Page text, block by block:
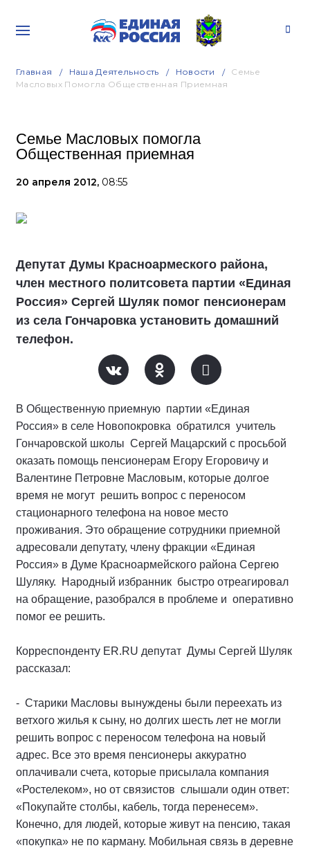
Главная Наша Деятельность Новости
Семье
Масловых Помогла Общественная Приемная
Семье Масловых помогла
Общественная приемная
20 апреля 2012, 08:55
Депутат Думы Красноармеского района,
член местного политсовета партии «Единая
Россия» Сергей Шуляк помог пенсионерам
из села Гончаровка установить домашний
телефон.
В Общественную приемную партии «Единая
Россия» в селе Новопокровка обратился учитель
Гончаровской школы Сергей Мацарский с просьбой
оказать помощь пенсионерам Егору Егоровичу и
Валентине Петровне Масловым, которые долгое
время не могут решить вопрос с переносом
стационарного телефона на новое место
проживания. Это обращение сотрудники приемной
адресовали депутату, члену фракции «Единая
Россия» в Думе Красноармейского района Сергею
Шуляку. Народный избранник быстро отреагировал
на обращение, разобрался в проблеме и оперативно
помог ее решить.
Корреспонденту ER.RU депутат Думы Сергей Шуляк
рассказал:
- Старики Масловы вынуждены были переехать из
ветхого жилья к сыну, но долгих шесть лет не могли
решить вопрос с переносом телефона на новый
адрес. Все это время пенсионеры аккуратно
оплачивали счета, которые присылала компания
«Ростелеком», но от связистов слышали один ответ:
«Покупайте столбы, кабель, тогда перенесем».
Конечно, для людей, которые живут на пенсию, такая
«покупка» не по карману. Мобильная связь в деревне